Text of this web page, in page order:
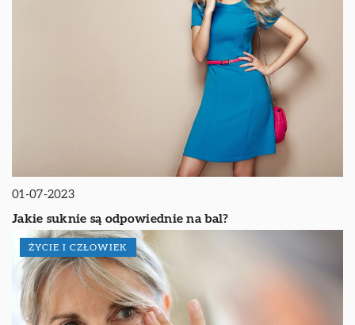
01-07-2023
Jakie suknie są odpowiednie na bal?
ŻYCIE I CZŁOWIEK